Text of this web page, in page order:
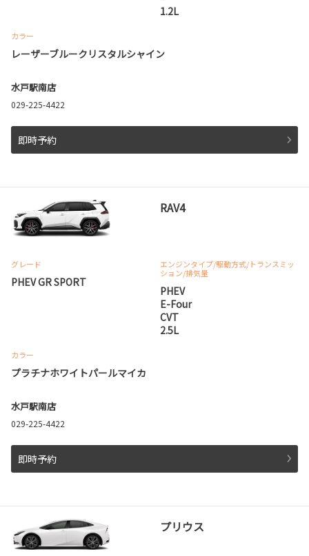
1.2L
カラー
レーザーブルークリスタルシャイン
水戸駅南店
029-225-4422
即時予約
RAV4
グレード
PHEV GR SPORT
エンジンタイプ/駆動方式/トランスミッ
ション/排気量
PHEV
E-Four
CVT
2.5L
カラー
プラチナホワイトパールマイカ
水戸駅南店
029-225-4422
即時予約
プリウス